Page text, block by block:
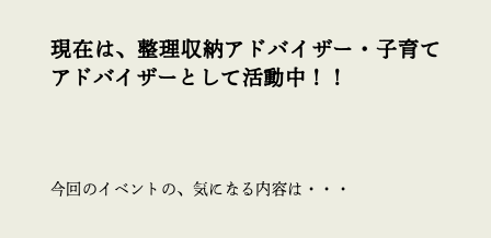
現在は、整理収納アドバイザー・子育て
アドバイザーとして活動中！！
今回のイベントの、気になる内容は・・・